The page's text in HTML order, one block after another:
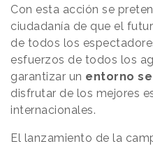
Con esta acción se
ciudadanía de que el
de todos los
esfuerzos de todos los
garantizar un entorno
disfrutar de los mejores
internacionales.
El lanzamiento de la